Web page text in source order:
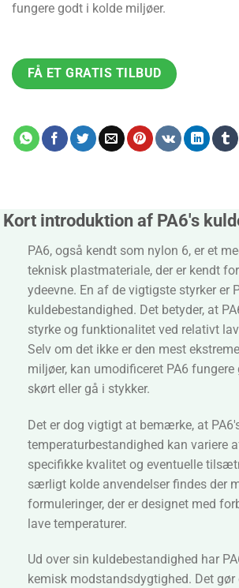
fungere godt i kolde miljøer.
FÅ ET GRATIS TILBUD
Kort introduktion af PA6's
PA6, også kendt som nylon 6, er et
teknisk plastmateriale, der er kendt
ydeevne. En af de vigtigste styrker er
kuldebestandighed. Det betyder, at
styrke og funktionalitet ved relativt
Selv om det ikke er den mest
miljøer, kan umodificeret PA6
skørt eller gå i stykker.
Det er dog vigtigt at bemærke, at
temperaturbestandighed kan variere
specifikke kvalitet og eventuelle
særligt kolde anvendelser findes der
formuleringer, der er designet med
lave temperaturer.
Ud over sin kuldebestandighed har
kemisk modstandsdygtighed. Det